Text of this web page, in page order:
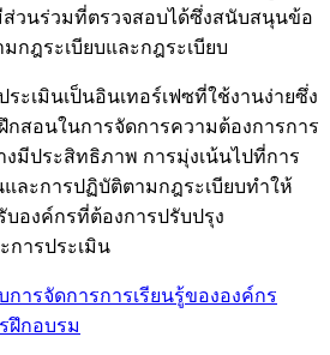
ส่วนร่วมที่ตรวจสอบได้ซึ่งสนับสนุนข้อ
กฎระเบียบและกฎระเบียบ
ะเมินเป็นอินเทอร์เฟซที่ใช้งานง่ายซึ่ง
กสอนในการจัดการความต้องการการ
มีประสิทธิภาพ การมุ่งเน้นไปที่การ
ละการปฏิบัติตามกฎระเบียบทำให้
องค์กรที่ต้องการปรับปรุง
การประเมิน
การจัดการการเรียนรู้ขององค์กร
ฝึกอบรม